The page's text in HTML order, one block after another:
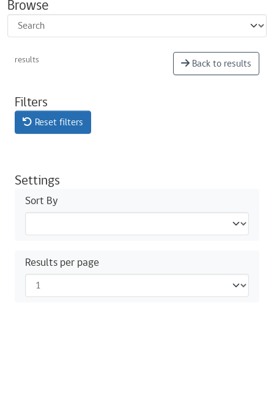
Browse
results Back to results
Filters
Reset filters
Settings
Sort By
Results per page